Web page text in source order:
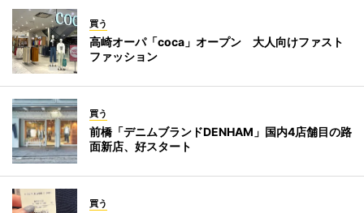
買う
高崎オーパ「coca」オープン 大人向けファスト
ファッション
買う
前橋「デニムブランドDENHAM」国内4店舗目の路
面新店、好スタート
買う